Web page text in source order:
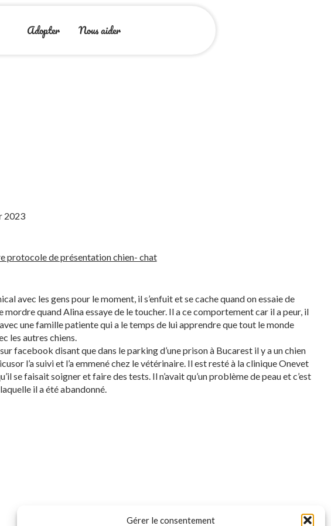
Gérer le consentement
Adopter Nous aider
2023
protocole de présentation chien- chat
avec les gens pour le moment, il s’enfuit et se cache quand on essaie de
mordre quand Alina essaye de le toucher. Il a ce comportement car il a peur, il
une famille patiente qui a le temps de lui apprendre que tout le monde
les autres chiens.
facebook disant que dans le parking d’une prison à Bucarest il y a un chien
l’a suivi et l’a emmené chez le vétérinaire. Il est resté à la clinique Onevet
se faisait soigner et faire des tests. Il n’avait qu’un problème de peau et c’est
il a été abandonné.